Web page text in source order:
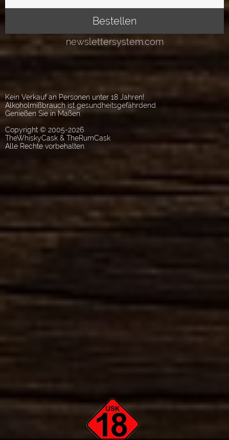
Kein Verkauf an Personen unter 18 Jahren!
Alkoholmißbrauch ist gesundheitsgefährdend.
Genießen Sie in Maßen.
Copyright © 2005-2026
TheWhiskyCask & TheRumCask
Alle Rechte vorbehalten.